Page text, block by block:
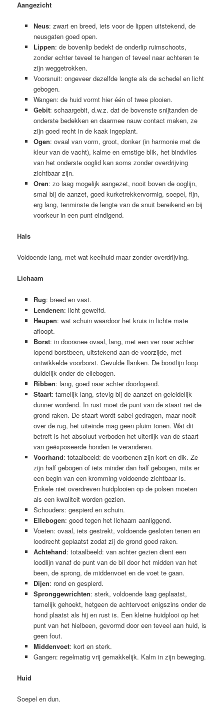
Aangezicht
Neus: zwart en breed, iets voor de lippen uitstekend, de
neusgaten goed open.
Lippen: de bovenlip bedekt de onderlip ruimschoots,
zonder echter teveel te hangen of teveel naar achteren te
zijn weggetrokken.
Voorsnuit: ongeveer dezelfde lengte als de schedel en licht
gebogen.
Wangen: de huid vormt hier één of twee plooien.
Gebit: schaargebit, d.w.z. dat de bovenste snijtanden de
onderste bedekken en daarmee nauw contact maken, ze
zijn goed recht in de kaak ingeplant.
Ogen: ovaal van vorm, groot, donker (in harmonie met de
kleur van de vacht), kalme en ernstige blik, het bindvlies
van het onderste ooglid kan soms zonder overdrijving
zichtbaar zijn.
Oren: zo laag mogelijk aangezet, nooit boven de ooglijn,
smal bij de aanzet, goed kurketrekkervormig, soepel, fijn,
erg lang, tenminste de lengte van de snuit bereikend en bij
voorkeur in een punt eindigend.
Hals
Voldoende lang, met wat keelhuid maar zonder overdrijving.
Lichaam
Rug: breed en vast.
Lendenen: licht gewelfd.
Heupen: wat schuin waardoor het kruis in lichte mate
afloopt.
Borst: in doorsnee ovaal, lang, met een ver naar achter
lopend borstbeen, uitstekend aan de voorzijde, met
ontwikkelde voorborst. Gevulde flanken. De borstlijn loop
duidelijk onder de ellebogen.
Ribben: lang, goed naar achter doorlopend.
Staart: tamelijk lang, stevig bij de aanzet en geleidelijk
dunner wordend. In rust moet de punt van de staart net de
grond raken. De staart wordt sabel gedragen, maar nooit
over de rug, het uiteinde mag geen pluim tonen. Wat dit
betreft is het absoluut verboden het uiterlijk van de staart
van geëxposeerde honden te veranderen.
Voorhand: totaalbeeld: de voorbenen zijn kort en dik. Ze
zijn half gebogen of iets minder dan half gebogen, mits er
een begin van een kromming voldoende zichtbaar is.
Enkele niet overdreven huidplooien op de polsen moeten
als een kwaliteit worden gezien.
Schouders: gespierd en schuin.
Ellebogen: goed tegen het lichaam aanliggend.
Voeten: ovaal, iets gestrekt, voldoende gesloten tenen en
loodrecht geplaatst zodat zij de grond goed raken.
Achtehand: totaalbeeld: van achter gezien dient een
loodlijn vanaf de punt van de bil door het midden van het
been, de sprong, de middenvoet en de voet te gaan.
Dijen: rond en gespierd.
Spronggewrichten: sterk, voldoende laag geplaatst,
tamelijk gehoekt, hetgeen de achtervoet enigszins onder de
hond plaatst als hij en rust is. Een kleine huidplooi op het
punt van het hielbeen, gevormd door een teveel aan huid, is
geen fout.
Middenvoet: kort en sterk.
Gangen: regelmatig vrij gemakkelijk. Kalm in zijn beweging.
Huid
Soepel en dun.